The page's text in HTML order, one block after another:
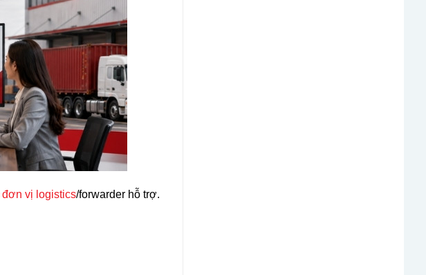
đơn vị logistics/forwarder hỗ trợ.